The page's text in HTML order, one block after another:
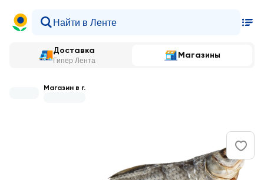
Доставка
Гипер Лента
Магазины
Магазин в г.